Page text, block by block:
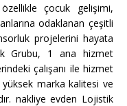
çocuk gelişimi,
odaklanan çeşitli
projelerini hayata
Grubu, 1 ana hizmet
çalışanı ile hizmet
marka kalitesi ve
nakliye evden Lojistik